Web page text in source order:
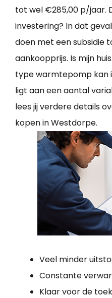
tot wel €285,00 p/jaar.
investering? In dat
doen met een subsidie
aankoopprijs. Is mijn
type warmtepomp kan
ligt aan een aantal
lees jij verdere details
kopen in Westdorpe.
Veel minder
Constante
Klaar voor de